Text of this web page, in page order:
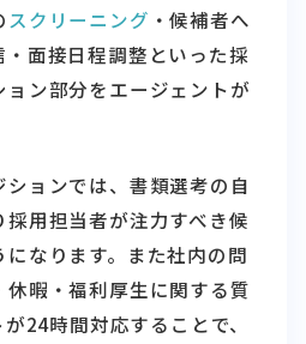
スクリーニング ・候補者へ
面接日程調整といった採
ン部分をエージェントが
ョンでは、書類選考の自
用担当者が注力すべき候
なります。また社内の問
暇・福利厚生に関する質
24時間対応することで、